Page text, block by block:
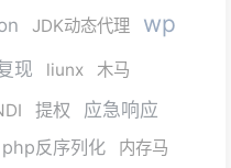
JDK动态代理 wp
现 liunx 木马
提权
应急响应
php反序列化
内存马